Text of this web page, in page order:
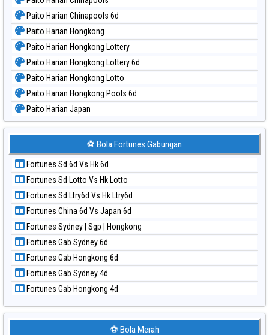
Paito Harian Chinapools 6d
Paito Harian Hongkong
Paito Harian Hongkong Lottery
Paito Harian Hongkong Lottery 6d
Paito Harian Hongkong Lotto
Paito Harian Hongkong Pools 6d
Paito Harian Japan
Paito Harian Japan 6d
Paito Harian Korea
Paito Harian Kuda Lari
Paito Harian Magnum Cambodia
Paito Harian Nagoya
Paito Harian New York Midday
Paito Harian North Carolina Day
Paito Harian Pcso
Paito Harian Pennsylvania Day
Paito Harian Sao Paulo
Paito Harian Singapore
Paito Harian Sydney
Paito Harian Sydney Lottery
Paito Harian Sydney Lottery 6d
⚽ Bola Fortunes Gabungan
Fortunes Sd 6d Vs Hk 6d
Fortunes Sd Lotto Vs Hk Lotto
Fortunes Sd Ltry6d Vs Hk Ltry6d
Fortunes China 6d Vs Japan 6d
Fortunes Sydney | Sgp | Hongkong
Fortunes Gab Sydney 6d
Fortunes Gab Hongkong 6d
Fortunes Gab Sydney 4d
Fortunes Gab Hongkong 4d
⚽ Bola Merah